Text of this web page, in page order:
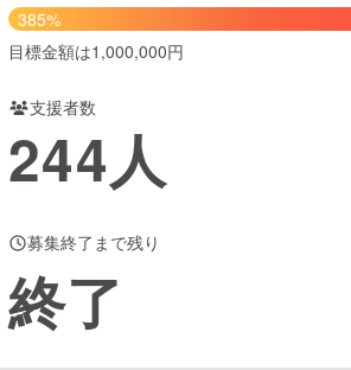
385%
目標金額は1,000,000円
支援者数
244人
募集終了まで残り
終了